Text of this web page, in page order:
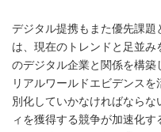
デジタル提携もまた優先課
は、現在のトレンドと足並
のデジタル企業と関係を構築
リアルワールドエビデンス
別化していかなければなら
ィを獲得する競争が加速化